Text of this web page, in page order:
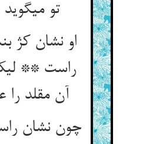
تو
او نشان کژ
راست **
آن مقلد
چون نشان